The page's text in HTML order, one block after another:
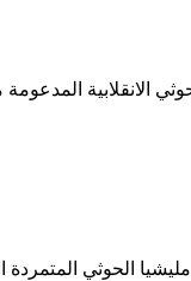
الانقلابية
الحوثي